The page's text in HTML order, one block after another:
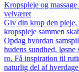
Kropspleje og
velværet
Giv din krop den pleje,
kropspleje sammen
Opdag hvordan
hudens sundhed,
ro. Få inspiration til
naturlig del af